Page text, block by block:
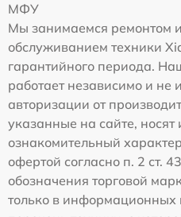
МФУ
Мы занимаемся ремонтом
обслуживанием техники
гарантийного периода.
работает независимо и не
авторизации от
указанные на сайте, носят
ознакомительный
офертой согласно п. 2 ст.
обозначения торговой
только в информационных